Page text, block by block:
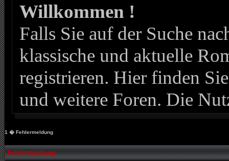
Willkommen !
Falls Sie auf der Suche
klassische und aktuelle
registrieren. Hier finden
und weitere Foren. Die
1 � Fehlermeldung
Fehlermeldung